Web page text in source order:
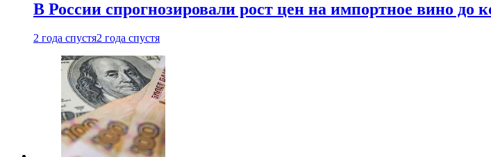
В России спрогнозировали рост цен на импортное вино до
2 года спустя2 года спустя